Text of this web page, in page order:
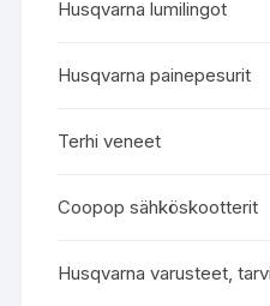
Husqvarna lumilingot
Husqvarna painepesurit
Terhi veneet
Coopop sähköskootterit
Husqvarna varusteet,